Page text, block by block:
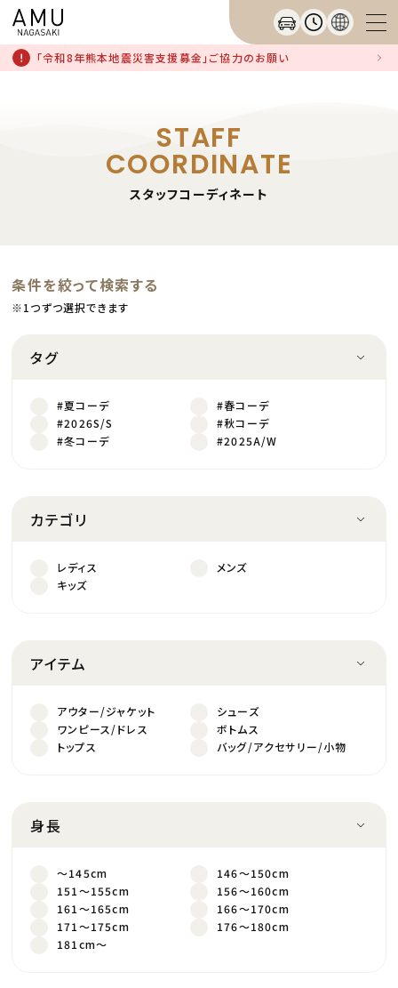
「令和8年熊本地震災害支援募金」ご協力のお願い
STAFF
COORDINATE
スタッフコーディネート
条件を絞って検索する
※1つずつ選択できます
タグ
#夏コーデ
#春コーデ
#2026S/S
#秋コーデ
#冬コーデ
#2025A/W
カテゴリ
レディス
メンズ
キッズ
アイテム
アウター/ジャケット
シューズ
ワンピース/ドレス
ボトムス
トップス
バッグ/アクセサリー/小物
身長
～145cm
146～150cm
151～155cm
156～160cm
161～165cm
166～170cm
171～175cm
176～180cm
181cm～